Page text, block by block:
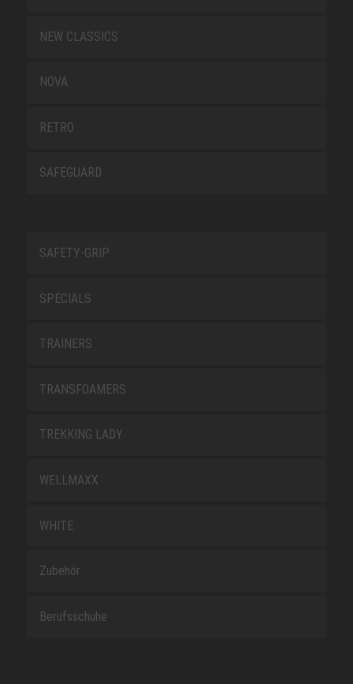
NEW CLASSICS
NOVA
RETRO
SAFEGUARD
SAFETY-GRIP
SPECIALS
TRAINERS
TRANSFOAMERS
TREKKING LADY
WELLMAXX
WHITE
Zubehör
Berufsschuhe